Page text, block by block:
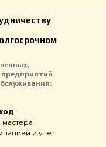
:
и учёт